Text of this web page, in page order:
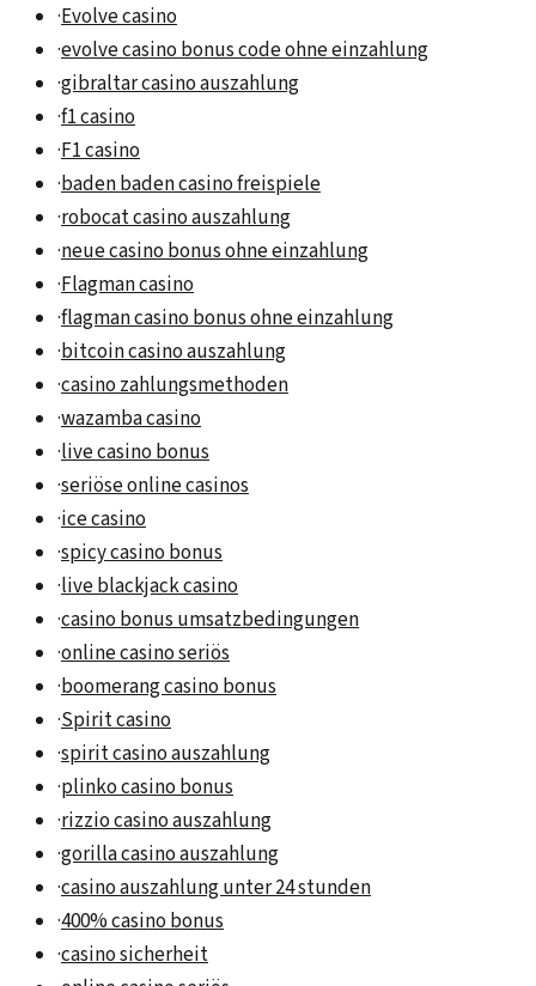
·Evolve casino
·evolve casino bonus code ohne einzahlung
·gibraltar casino auszahlung
·f1 casino
·F1 casino
·baden baden casino freispiele
·robocat casino auszahlung
·neue casino bonus ohne einzahlung
·Flagman casino
·flagman casino bonus ohne einzahlung
·bitcoin casino auszahlung
·casino zahlungsmethoden
·wazamba casino
·live casino bonus
·seriöse online casinos
·ice casino
·spicy casino bonus
·live blackjack casino
·casino bonus umsatzbedingungen
·online casino seriös
·boomerang casino bonus
·Spirit casino
·spirit casino auszahlung
·plinko casino bonus
·rizzio casino auszahlung
·gorilla casino auszahlung
·casino auszahlung unter 24 stunden
·400% casino bonus
·casino sicherheit